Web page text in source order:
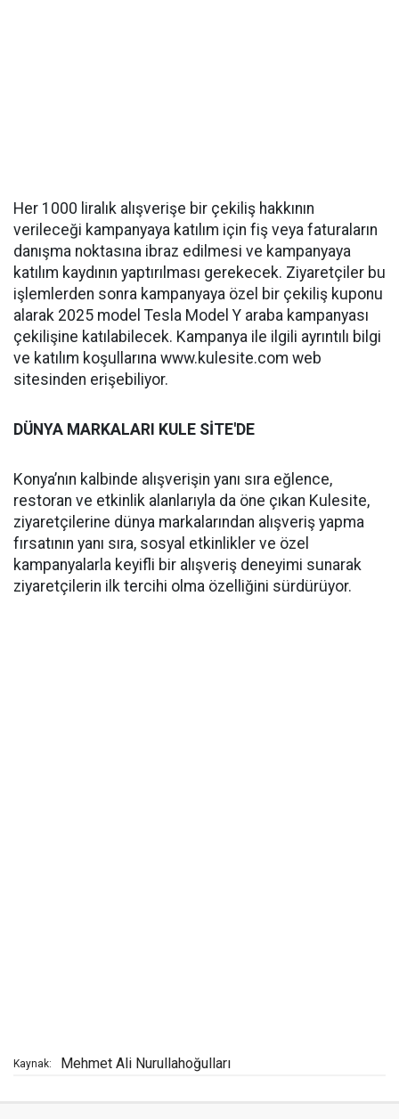
Her 1000 liralık alışverişe bir çekiliş hakkının
verileceği kampanyaya katılım için fiş veya faturaların
danışma noktasına ibraz edilmesi ve kampanyaya
katılım kaydının yaptırılması gerekecek. Ziyaretçiler bu
işlemlerden sonra kampanyaya özel bir çekiliş kuponu
alarak 2025 model Tesla Model Y araba kampanyası
çekilişine katılabilecek. Kampanya ile ilgili ayrıntılı bilgi
ve katılım koşullarına www.kulesite.com web
sitesinden erişebiliyor.
DÜNYA MARKALARI KULE SİTE'DE
Konya’nın kalbinde alışverişin yanı sıra eğlence,
restoran ve etkinlik alanlarıyla da öne çıkan Kulesite,
ziyaretçilerine dünya markalarından alışveriş yapma
fırsatının yanı sıra, sosyal etkinlikler ve özel
kampanyalarla keyifli bir alışveriş deneyimi sunarak
ziyaretçilerin ilk tercihi olma özelliğini sürdürüyor.
Kaynak: Mehmet Ali Nurullahoğulları